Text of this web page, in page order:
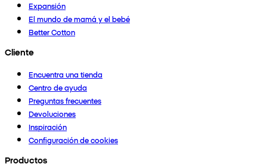
Expansión
El mundo de mamá y el bebé
Better Cotton
Cliente
Encuentra una tienda
Centro de ayuda
Preguntas frecuentes
Devoluciones
Inspiración
Configuración de cookies
Productos